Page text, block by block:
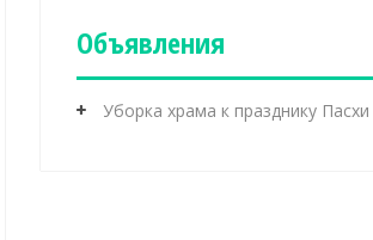
Объявления
Уборка храма к празднику Пасхи